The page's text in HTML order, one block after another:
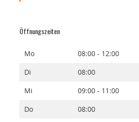
Öffnungszeiten
Mo
08:00 - 12:00
Di
08:00
Mi
09:00 - 11:00
Do
08:00